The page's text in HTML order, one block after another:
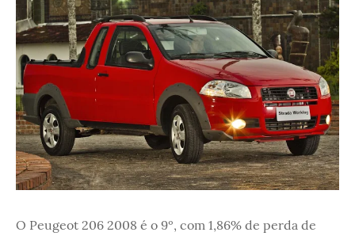
O Peugeot 206 2008 é o 9º, com 1,86% de perda de